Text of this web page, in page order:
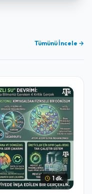
Tümünü İncele →
1 dk.